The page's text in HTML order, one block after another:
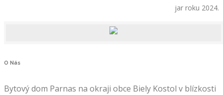
jar roku 2024.
O Nás
Bytový dom Parnas na okraji obce Biely Kostol v blízkosti